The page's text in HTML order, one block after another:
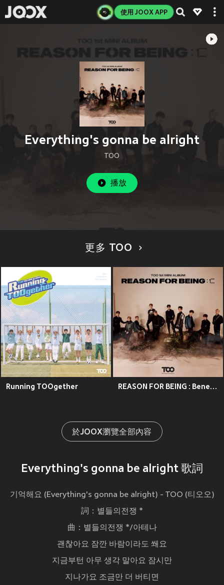
使用 JOOX APP
Everything's gonna be alright
TOO
播放
更多 TOO
Running TOOgether REASON FOR BEING : Benevolence
於JOOX瀏覽全部內容
Everything's gonna be alright 歌詞
기억해요 (Everything's gonna be alright) - TOO (티오오)
詞：별들의전쟁 *
曲：별들의전쟁 */아테나
괜찮아요 잠깐 바람이라도 쐐요
지금부턴 아무 생각 말아요 잠시만
지나가요 조금만 더 버티면